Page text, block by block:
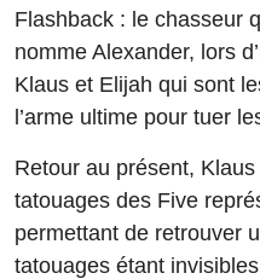
Flashback : le chasseur
nomme Alexander, lors
Klaus et Elijah qui sont
l’arme ultime pour tuer
Retour au présent,
tatouages des Five
permettant de retrouver
tatouages étant